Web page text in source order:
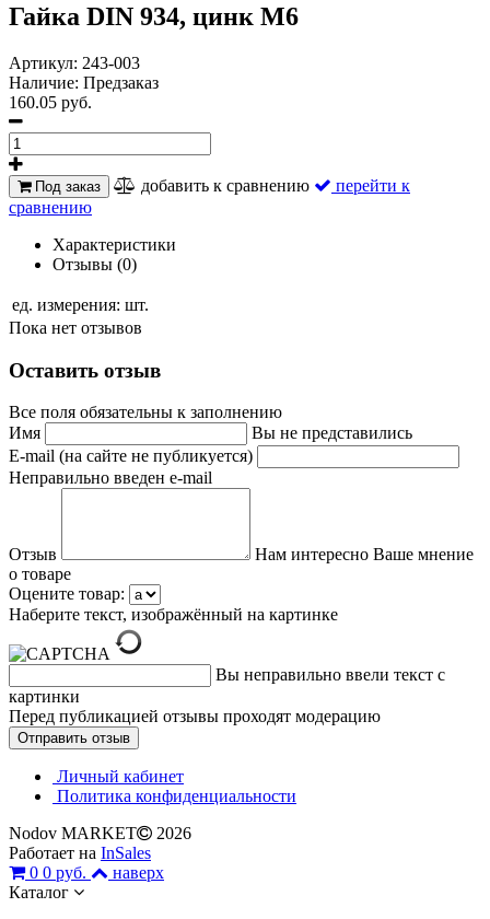
Гайка DIN 934, цинк М6
Артикул: 243-003
Наличие: Предзаказ
160.05 руб.
Под заказ добавить к сравнению
перейти к
сравнению
Характеристики
Отзывы (0)
ед. измерения: шт.
Пока нет отзывов
Оставить отзыв
Все поля обязательны к заполнению
Имя
Вы не представились
E-mail (на сайте не публикуется)
Неправильно введен e-mail
Отзыв
Нам интересно Ваше мнение
о товаре
Оцените товар:
Наберите текст, изображённый на картинке
Вы неправильно ввели текст с
картинки
Перед публикацией отзывы проходят модерацию
Личный кабинет
Политика конфиденциальности
Nodov MARKET
2026
Работает на InSales
0 0 руб.
наверх
Каталог